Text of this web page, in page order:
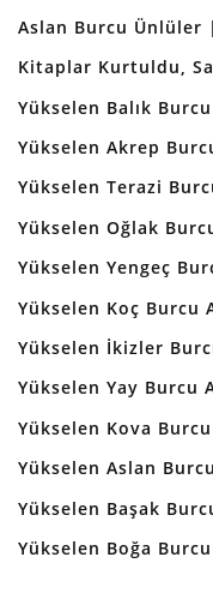
Aslan Burcu
Kitaplar Kurtuldu,
Yükselen Balık
Yükselen Akrep
Yükselen Terazi
Yükselen Oğlak
Yükselen Yengeç
Yükselen Koç Burcu
Yükselen İkizler
Yükselen Yay Burcu
Yükselen Kova
Yükselen Aslan
Yükselen Başak
Yükselen Boğa